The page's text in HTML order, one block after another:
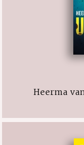
Heerma